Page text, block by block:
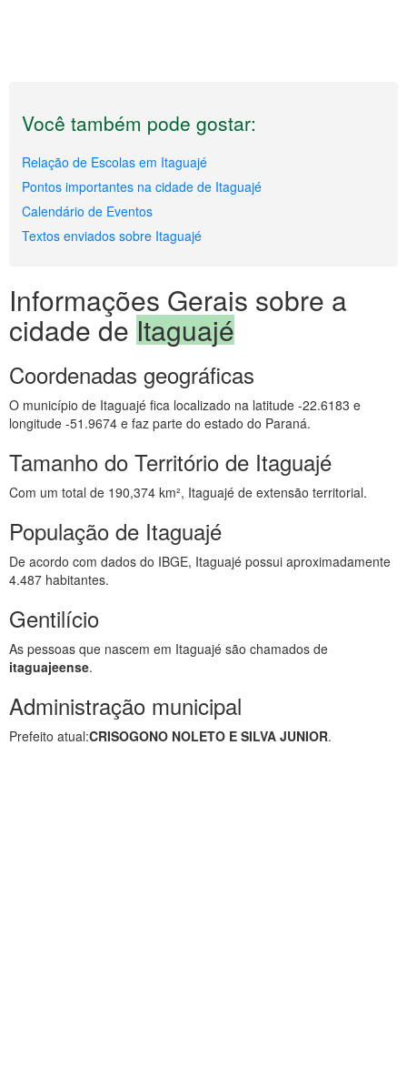
Você também pode gostar:
Relação de Escolas em Itaguajé
Pontos importantes na cidade de Itaguajé
Calendário de Eventos
Textos enviados sobre Itaguajé
Informações Gerais sobre a
cidade de Itaguajé
Coordenadas geográficas
O município de Itaguajé fica localizado na latitude -22.6183 e
longitude -51.9674 e faz parte do estado do Paraná.
Tamanho do Território de Itaguajé
Com um total de 190,374 km², Itaguajé de extensão territorial.
População de Itaguajé
De acordo com dados do IBGE, Itaguajé possui aproximadamente
4.487 habitantes.
Gentilício
As pessoas que nascem em Itaguajé são chamados de
itaguajeense.
Administração municipal
Prefeito atual:CRISOGONO NOLETO E SILVA JUNIOR.